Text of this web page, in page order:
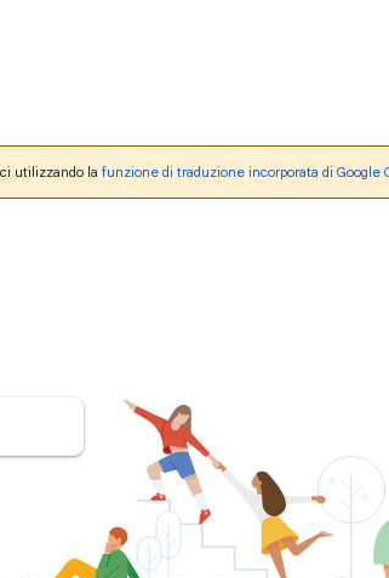
utilizzando la funzione di traduzione incorporata di Google